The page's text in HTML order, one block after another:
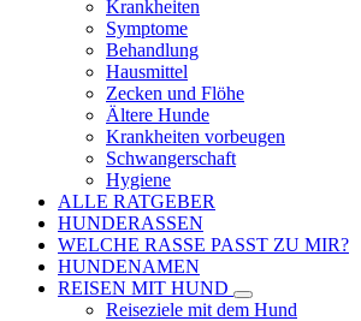
Krankheiten
Symptome
Behandlung
Hausmittel
Zecken und Flöhe
Ältere Hunde
Krankheiten vorbeugen
Schwangerschaft
Hygiene
ALLE RATGEBER
HUNDERASSEN
WELCHE RASSE PASST ZU MIR?
HUNDENAMEN
REISEN MIT HUND
Reiseziele mit dem Hund